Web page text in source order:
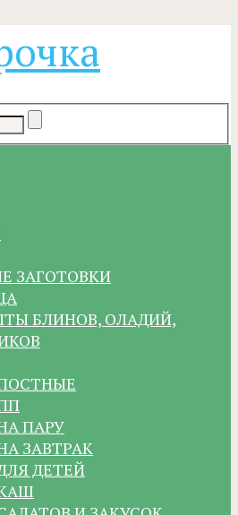
ЗАГОТОВКИ
БЛИНОВ, ОЛАДИЙ,
ПАРУ
ЗАВТРАК
ДЕТЕЙ